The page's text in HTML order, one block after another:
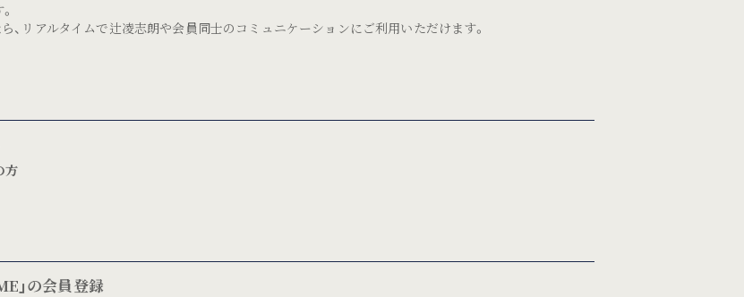
リアルタイムで辻凌志朗や会員同士のコミュニケーションにご利用いただけます。
方
」の会員登録